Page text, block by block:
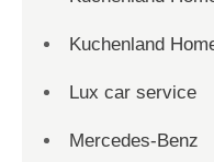
Kuchenland
Lux car service
Mercedes-Benz